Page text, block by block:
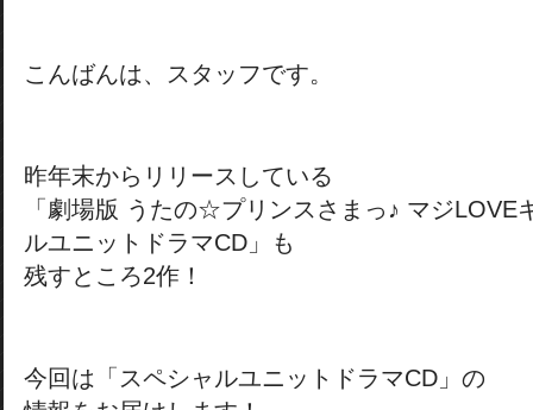
こんばんは、スタッフです。
昨年末からリリースしている
「劇場版 うたの☆プリンスさまっ♪ マジLOVE
ルユニットドラマCD」も
残すところ2作！
今回は「スペシャルユニットドラマCD」の